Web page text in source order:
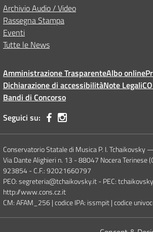
Archivio Audio / Video
Rassegna Stampa
Eventi
Tutte le News
Amministrazione TrasparenteAlbo online
Dichiarazione di accessibilitàNote Legali
Bandi di Concorso
Seguici su:
Conservatorio Statale di Musica P. I. Tchaikovsky
Via Dante Alighieri n. 13 - 88047 Nocera Terinese
923854 - C.F.: 92021660797
PEO: segreteria@tchaikovsky.it - PEC:
http://www.cons.cz.it
CM: AFAM_256 | codice IPA: issmpit | codice